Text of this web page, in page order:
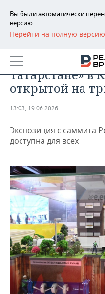
Вы были автоматически
версию.
Перейти на полную версию
РЕГИОНЫ
БАШКОРТОСТАН
ТАТАРСТАН
НОВОСТИ
АНАЛИТИКА
ДЕКЛАРАЦИИ О
КОРОЛИ ГОСЗАКАЗА
ВУЗЫ ТАТАРСТАНА
КОМУ ПРИНАДЛЕЖАТ
ТОРГОВЫЕ ЦЕНТРЫ
ТАТАРСТАНА
НОВОСТИ ЭКОНОМИКИ
ФИНАНСЫ
БАНКИ
БЮДЖЕТ
ИНВЕСТИЦИИ
ПРОМЫШЛЕННОСТЬ
НОВОСТИ
АГРОПРОМ
МАШИНОСТРОЕНИЕ
НЕФТЕХИМИЯ
НЕФТЬ
ОПК
ЭНЕРГЕТИКА
НЕДВИЖИМОСТЬ
НОВОСТИ
АВТО
НОВОСТИ АВТО
БИЗНЕС
НОВОСТИ БИЗНЕСА
РОЗНИЧНАЯ ТОРГОВЛЯ
ТРАНСПОРТ
УСЛУГИ
ТЕХНОЛОГИИ
НОВОСТИ ТЕХНОЛОГИЙ
IT
МЕДИА
МЕРОПРИЯТИЯ
НОВОСТИ
ВЫЕЗДНАЯ РЕДАКЦИЯ
СПОРТ
НОВОСТИ СПОРТА
ОБЩЕСТВО
Выставку
Татарстане» в
открытой на
13:03, 19.06.2026
Экспозиция с саммита
доступна для всех